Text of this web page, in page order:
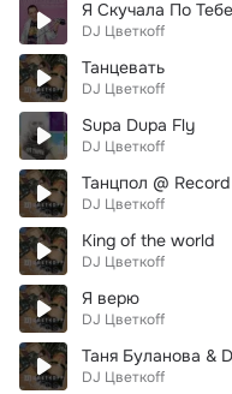
Я Скучала По
DJ Цветкоff
Танцевать
DJ Цветкоff
Supa Dupa Fly
DJ Цветкоff
Танцпол @
DJ Цветкоff
King of the world
DJ Цветкоff
Я верю
DJ Цветкоff
DJ Цветкоff